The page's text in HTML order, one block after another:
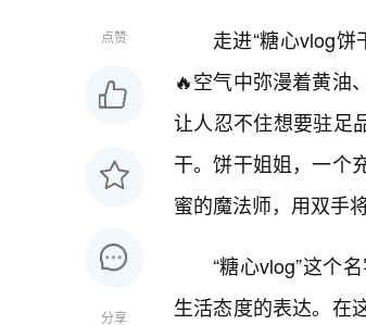
点赞
分享
走进“糖心vlog
🔥空气中弥漫着黄油
让人忍不住想要驻足
干。饼干姐姐，一个
蜜的魔法师，用双手
“糖心vlog”这个
生活态度的表达。在